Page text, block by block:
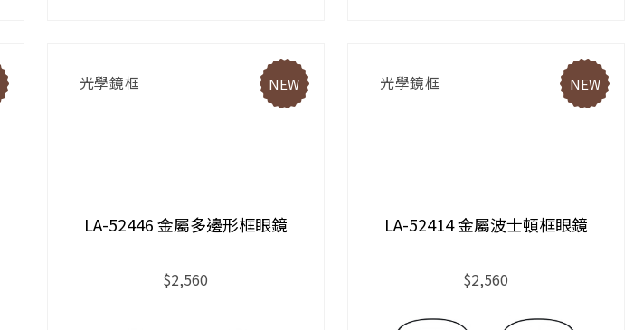
光學鏡框 NEW
LA-52446 金屬多邊形框眼鏡
$2,560
光學鏡框 NEW
LA-52414 金屬波士頓框眼鏡
$2,560